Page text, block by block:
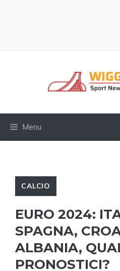
Menu
CALCIO
EURO 2024:
SPAGNA,
ALBANIA,
PRONOSTICI?